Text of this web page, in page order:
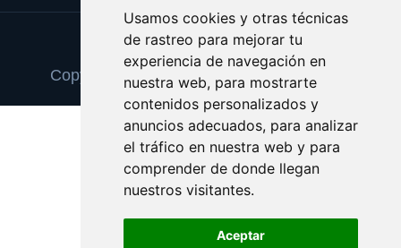
Usamos cookies y otras técnicas
de rastreo para mejorar tu
experiencia de navegación en
nuestra web, para mostrarte
contenidos personalizados y
anuncios adecuados, para analizar
el tráfico en nuestra web y para
comprender de donde llegan
nuestros visitantes.
Aceptar
Update cookies preferences
Copyright © 2025 paradoresturisticos.com